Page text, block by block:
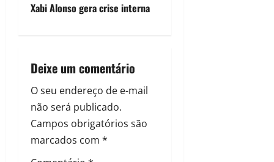
Xabi Alonso gera crise interna
Deixe um comentário
O seu endereço de e-mail
não será publicado.
Campos obrigatórios são
marcados com *